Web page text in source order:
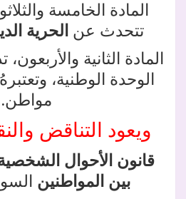
المادة الخامسة
تتحدث عن الحرية
المادة الثانية
الوحدة الوطنية،
مواطن.
ويعود التناقض
قانون الأحوال
بين المواطنين